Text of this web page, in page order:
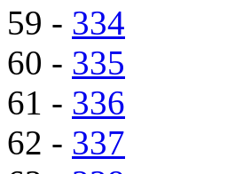
59 - 334
60 - 335
61 - 336
62 - 337